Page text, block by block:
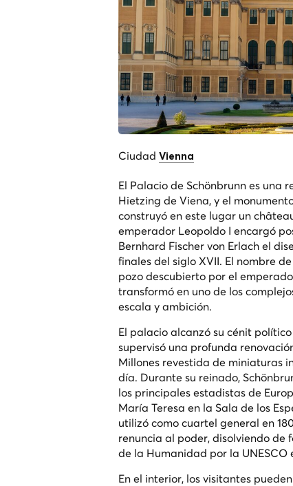
Ciudad Vienna
El Palacio de Schönbrunn es una
Hietzing de Viena, y el
construyó en este lugar un
emperador Leopoldo I encargó
Bernhard Fischer von Erlach el
finales del siglo XVII. El nombre
pozo descubierto por el
transformó en uno de los
escala y ambición.
El palacio alcanzó su cénit
supervisó una profunda
Millones revestida de miniaturas
día. Durante su reinado,
los principales estadistas de
María Teresa en la Sala de los
utilizó como cuartel general en
renuncia al poder, disolviendo
de la Humanidad por la UNESCO
En el interior, los visitantes